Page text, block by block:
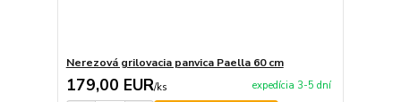
Nerezová grilovacia panvica Paella 60 cm
179,00 EUR/ks expedícia 3-5 dní